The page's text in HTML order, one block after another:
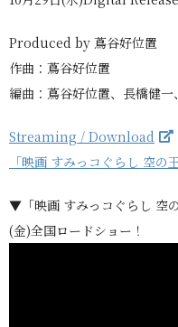
Produced by 蔦谷好位置
作曲：蔦谷好位置
編曲：蔦谷好位置、長橋健一
Streaming / Download
「映画 すみっコぐらし 空の
▼「映画 すみっコぐらし 空
(金)全国ロードショー！